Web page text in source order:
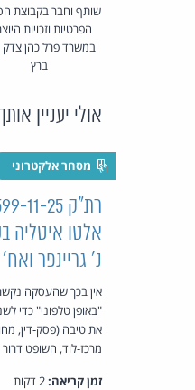
שותף וחבר בקבוצת
הפרטיות וזכויות
במשרד פרל כהן צדק
ברץ
אולי יעניין
מסחר אלקטרוני
רת"ק 30599-
אלטו איטליה
נ' גריינפר ואח'
אין בכך שהעסקה
"באופן טלפוני" כדי
את טיבה (פסק-דין,
מרכז-לוד, השופט דרור
זמן קריאה: